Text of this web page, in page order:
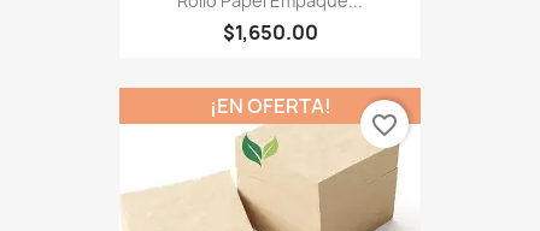
$1,650.00
¡EN OFERTA!
favorite_border